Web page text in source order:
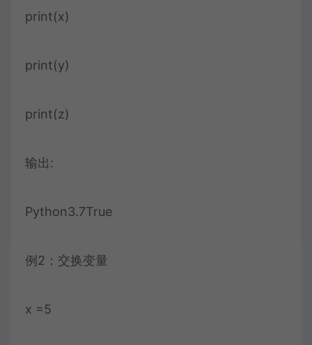
print(x)
print(y)
print(z)
输出:
Python3.7True
例2：交换变量
x =5